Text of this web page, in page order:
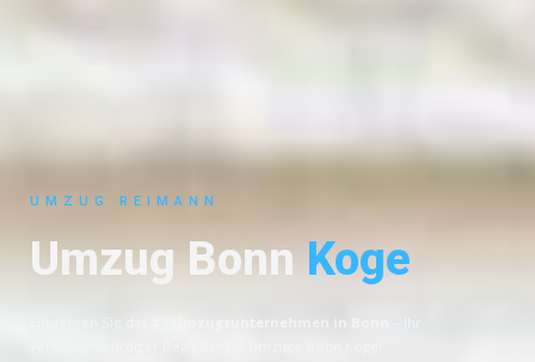
UMZUG REIMANN
Umzug BonnKoge
#1 Umzugsunternehmen in Bonn